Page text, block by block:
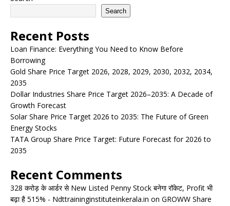
Search
Recent Posts
Loan Finance: Everything You Need to Know Before
Borrowing
Gold Share Price Target 2026, 2028, 2029, 2030, 2032, 2034,
2035
Dollar Industries Share Price Target 2026–2035: A Decade of
Growth Forecast
Solar Share Price Target 2026 to 2035: The Future of Green
Energy Stocks
TATA Group Share Price Target: Future Forecast for 2026 to
2035
Recent Comments
328 करोड़ के आर्डर से New Listed Penny Stock बनेगा रॉकेट, Profit भी
बढ़ा है 515% - Ndttraininginstituteinkerala.in on GROWW Share